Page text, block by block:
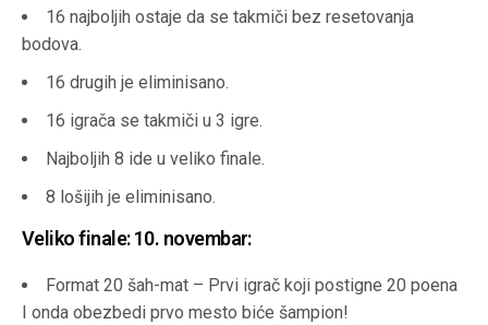
16 najboljih ostaje da se takmiči bez resetovanja
bodova.
16 drugih je eliminisano.
16 igrača se takmiči u 3 igre.
Najboljih 8 ide u veliko finale.
8 lošijih je eliminisano.
Veliko finale: 10. novembar:
Format 20 šah-mat – Prvi igrač koji postigne 20 poena
I onda obezbedi prvo mesto biće šampion!